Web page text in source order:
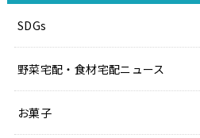
SDGs
野菜宅配・食材宅配ニュース
お菓子